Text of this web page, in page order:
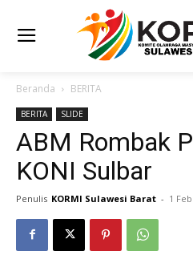
Beranda BERITA
BERITA SLIDE
ABM Rombak
KONI Sulbar
Penulis KORMI Sulawesi Barat - 1